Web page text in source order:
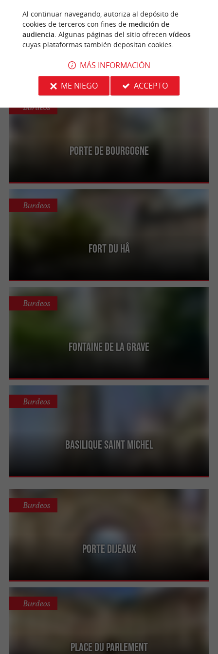
Grosse Cloche
Porte de Bourgogne
Burdeos
Fort du Hâ
Burdeos
Fontaine de la Grave
Burdeos
Basilique Saint Michel
Burdeos
Porte Dijeaux
Burdeos
Place du Parlement
Burdeos
Al continuar navegando, autoriza al depósito de
cookies de terceros con fines de medición de
audiencia. Algunas páginas del sitio ofrecen vídeos
cuyas plataformas también depositan cookies.
MÁS INFORMACIÓN
ME NIEGO
ACCEPTO